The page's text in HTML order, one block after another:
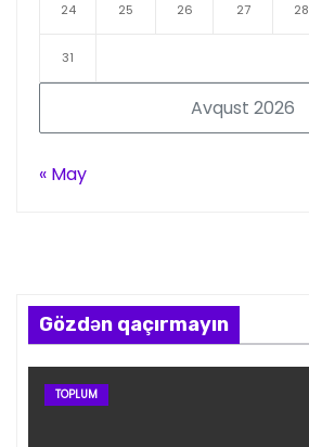
Avqust 2026
24 25 26 27 28
31
« May
Gözdən qaçırmayın
TOPLUM